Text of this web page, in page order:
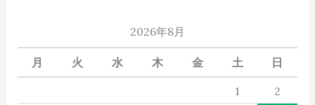
2026年8月
月 火 水 木 金 土 日
1
2